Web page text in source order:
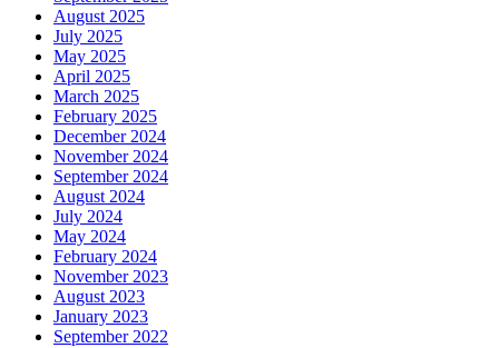
August 2025
July 2025
May 2025
April 2025
March 2025
February 2025
December 2024
November 2024
September 2024
August 2024
July 2024
May 2024
February 2024
November 2023
August 2023
January 2023
September 2022